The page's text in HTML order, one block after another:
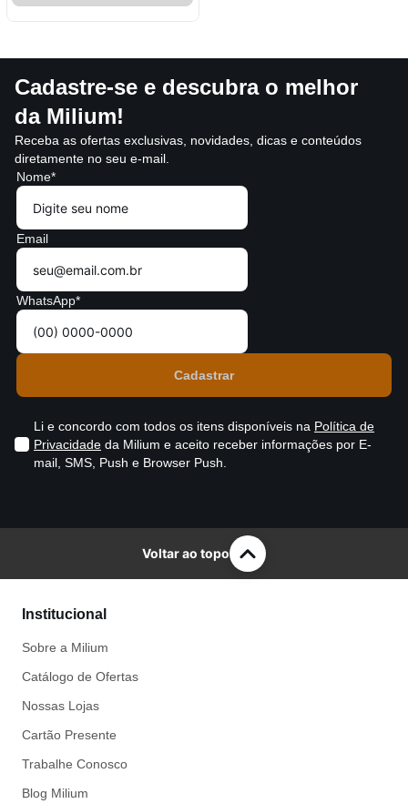
Cadastre-se e descubra o melhor
da Milium!
Receba as ofertas exclusivas, novidades, dicas e conteúdos
diretamente no seu e-mail.
Nome*
Email
WhatsApp*
Li e concordo com todos os itens disponíveis na Política de
Privacidade da Milium e aceito receber informações por E-
mail, SMS, Push e Browser Push.
Voltar ao topo
Institucional
Sobre a Milium
Catálogo de Ofertas
Nossas Lojas
Cartão Presente
Trabalhe Conosco
Blog Milium